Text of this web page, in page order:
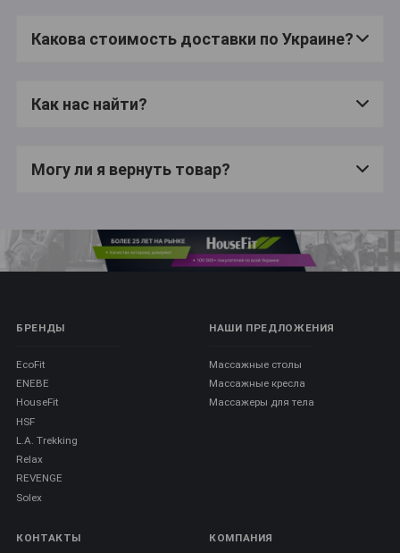
Какова стоимость доставки по Украине?
Как нас найти?
Могу ли я вернуть товар?
БРЕНДЫ
EcoFit
ENEBE
HouseFit
HSF
L.A. Trekking
Relax
REVENGE
Solex
НАШИ ПРЕДЛОЖЕНИЯ
Массажные столы
Массажные кресла
Массажеры для тела
КОНТАКТЫ КОМПАНИЯ